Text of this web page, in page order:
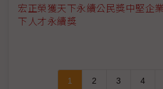
宏正榮獲天下永續公民獎中堅企
下人才永續獎
1 2 3 4